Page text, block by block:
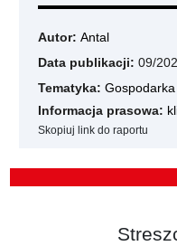
Autor: Antal
Data publikacji: 09/
Tematyka:
Informacja prasowa:
Skopiuj link do raportu